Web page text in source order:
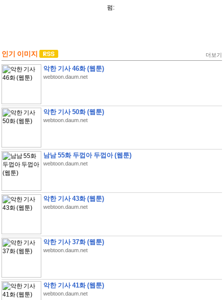
펌:
인기 이미지 더보기
악한 기사 46화 (웹툰)
webtoon.daum.net
악한 기사 50화 (웹툰)
webtoon.daum.net
남남 55화 두껍아 두껍아 (웹툰)
webtoon.daum.net
악한 기사 43화 (웹툰)
webtoon.daum.net
악한 기사 37화 (웹툰)
webtoon.daum.net
악한 기사 41화 (웹툰)
webtoon.daum.net